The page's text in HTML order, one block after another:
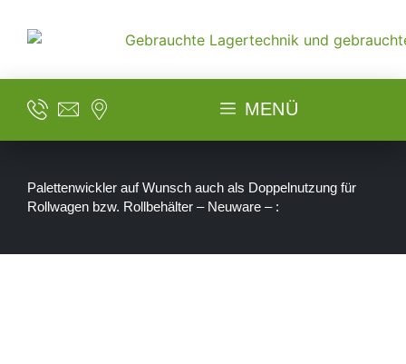
MENÜ
Palettenwickler auf Wunsch auch als Doppelnutzung für
Rollwagen bzw. Rollbehälter – Neuware – :